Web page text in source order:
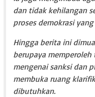
dan tidak kehilangan
proses demokrasi
Hingga berita ini
berupaya
mengenai sanksi dan
membuka ruang
dibutuhkan.